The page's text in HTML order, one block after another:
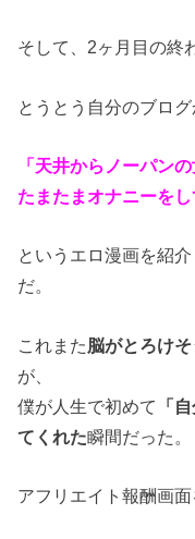
そして、2ヶ月目の終
とうとう自分のブロ
「天井からノーパン
たまたまオナニーを
というエロ漫画を紹
だ。
これまた脳がとろけ
が、
僕が人生で初めて
「
てくれた瞬間だった。
アフリエイト報酬画面